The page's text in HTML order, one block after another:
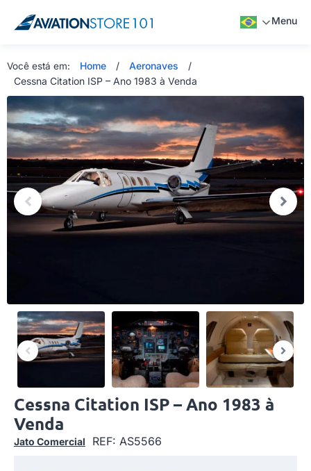
Menu
Você está em: Home / Aeronaves
/
Cessna Citation ISP – Ano 1983 à Venda
Cessna Citation ISP – Ano 1983 à
Venda
Jato Comercial REF: AS5566